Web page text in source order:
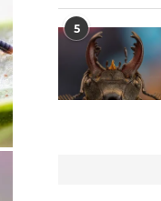
5